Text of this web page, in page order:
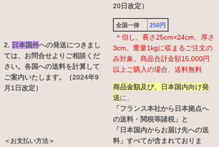
2. 日本国外への発送につきまし
ては、お問合せよりご相談くだ
さい。各国への送料を計算して
ご案内いたします。（2024年9
月1日改定）
＜お支払い方法＞
20日改定）
全国一律 250円
＊但し、長さ25cm×24cm、厚さ
3cm、重量1kgに収まるご注文の
み対象。商品合計金額15,000円
以上ご購入の場合、送料無料
商品金額及び、日本国内向け発
送に、
「フランス本社から日本拠点へ
の送料・関税等諸税」と
「日本国内からお届け先への送
料」すべてが含まれておりま